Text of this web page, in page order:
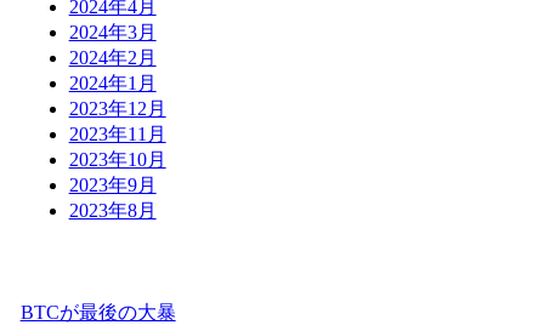
2024年4月
2024年3月
2024年2月
2024年1月
2023年12月
2023年11月
2023年10月
2023年9月
2023年8月
BTCが最後の大暴